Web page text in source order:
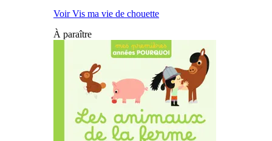
Voir Vis ma vie de chouette
À paraître